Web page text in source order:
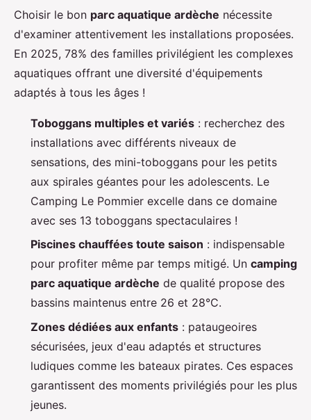
Choisir le bon parc aquatique ardèche nécessite
d'examiner attentivement les installations proposées.
En 2025, 78% des familles privilégient les complexes
aquatiques offrant une diversité d'équipements
adaptés à tous les âges !
Toboggans multiples et variés : recherchez des
installations avec différents niveaux de
sensations, des mini-toboggans pour les petits
aux spirales géantes pour les adolescents. Le
Camping Le Pommier excelle dans ce domaine
avec ses 13 toboggans spectaculaires !
Piscines chauffées toute saison : indispensable
pour profiter même par temps mitigé. Un camping
parc aquatique ardèche de qualité propose des
bassins maintenus entre 26 et 28°C.
Zones dédiées aux enfants : pataugeoires
sécurisées, jeux d'eau adaptés et structures
ludiques comme les bateaux pirates. Ces espaces
garantissent des moments privilégiés pour les plus
jeunes.